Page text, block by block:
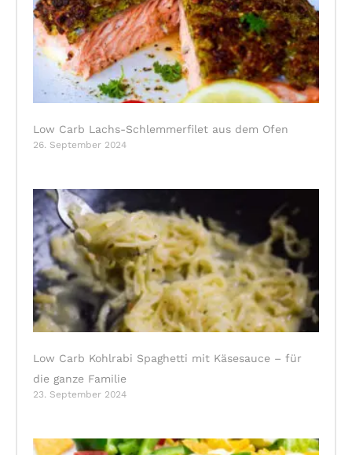
Low Carb Lachs-Schlemmerfilet aus dem Ofen
26. September 2024
Low Carb Kohlrabi Spaghetti mit Käsesauce – für
die ganze Familie
23. September 2024